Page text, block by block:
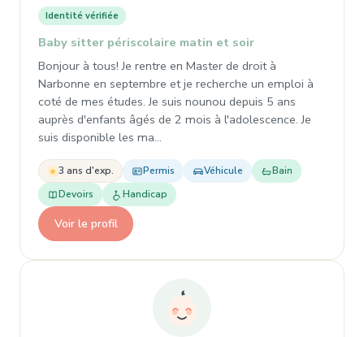
Identité vérifiée
Baby sitter périscolaire matin et soir
Bonjour à tous! Je rentre en Master de droit à
Narbonne en septembre et je recherche un emploi à
coté de mes études. Je suis nounou depuis 5 ans
auprès d'enfants âgés de 2 mois à l'adolescence. Je
suis disponible les ma…
3 ans d'exp. Permis Véhicule
Bain
Devoirs
Handicap
Voir le profil